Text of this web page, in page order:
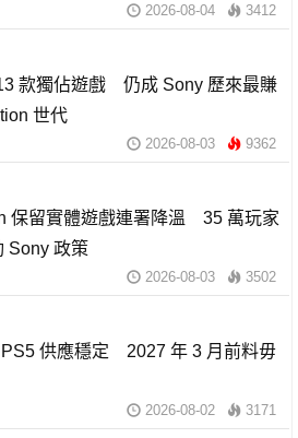
2026-08-04 3412
款獨佔遊戲 仍成 Sony 歷來最賺
世代
2026-08-03 9362
保留實體遊戲連署降溫 35 萬玩家
Sony 政策
2026-08-03 3502
PS5 供應穩定 2027 年 3 月前料毋
2026-08-02 3171